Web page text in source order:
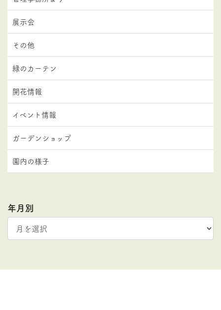
展示会
その他
緑のカーテン
開花情報
イベント情報
ガーデンショップ
園内の様子
年月別